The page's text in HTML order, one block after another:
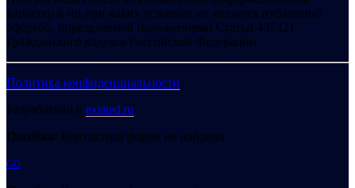
характер и ни при каких условиях не является публичной
офертой, определяемой положениями Статьи 437 (2)
Гражданского кодекса Российской Федерации.
Политика конфиденциальности
Разработано в exsited.ru
Ошибка: Контактная форма не найдена.
GO